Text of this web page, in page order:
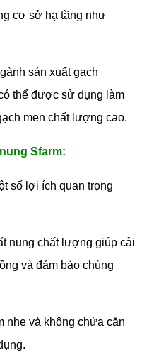
cơ sở hạ tầng như
sản xuất gạch
thể được sử dụng làm
men chất lượng cao.
Sfarm:
số lợi ích quan trọng
nung chất lượng giúp cải
và đảm bảo chúng
nhẹ và không chứa cặn